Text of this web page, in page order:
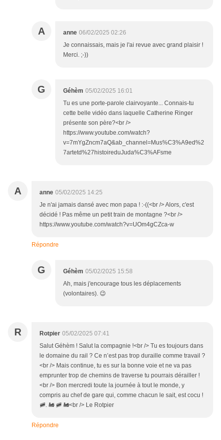
A anne 06/02/2025 02:26
Je connaissais, mais je l'ai revue avec grand plaisir !
Merci. ;-))
G Géhèm 05/02/2025 16:01
Tu es une porte-parole clairvoyante... Connais-tu
cette belle vidéo dans laquelle Catherine Ringer
présente son père?<br />
https://www.youtube.com/watch?
v=7mYgZncm7aQ&ab_channel=Mus%C3%A9ed%2
7artetd%27histoireduJuda%C3%AFsme
A anne 05/02/2025 14:25
Je n'ai jamais dansé avec mon papa ! :-((<br /> Alors, c'est
décidé ! Pas même un petit train de montagne ?<br />
https://www.youtube.com/watch?v=UOm4gCZca-w
Répondre
G Géhèm 05/02/2025 15:58
Ah, mais j'encourage tous les déplacements
(volontaires). 😉
R Rotpier 05/02/2025 07:41
Salut Géhèm ! Salut la compagnie !<br /> Tu es toujours dans
le domaine du rail ? Ce n’est pas trop duraille comme travail ?
<br /> Mais continue, tu es sur la bonne voie et ne va pas
emprunter trop de chemins de traverse tu pourrais dérailler !
<br /> Bon mercredi toute la journée à tout le monde, y
compris au chef de gare qui, comme chacun le sait, est cocu !
🚞. 🚂 🚞 🚂<br /> Le Rotpier
Répondre